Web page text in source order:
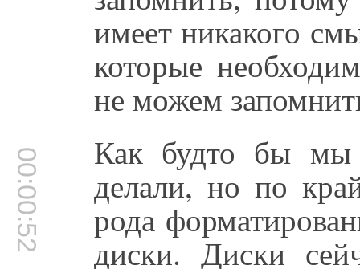
имеет никакого
которые
не можем
00:00:52 Как будто бы мы
делали, но по
рода
диски. Диски